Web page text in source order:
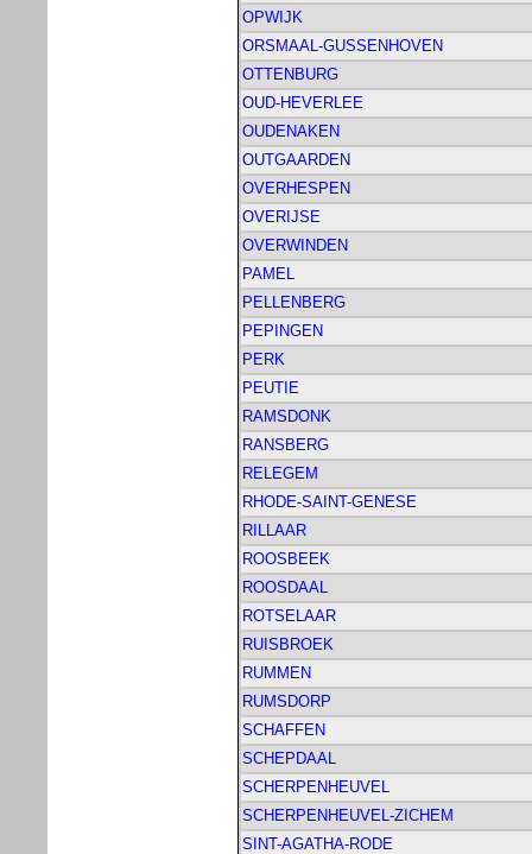
OPWIJK
ORSMAAL-GUSSENHOVEN
OTTENBURG
OUD-HEVERLEE
OUDENAKEN
OUTGAARDEN
OVERHESPEN
OVERIJSE
OVERWINDEN
PAMEL
PELLENBERG
PEPINGEN
PERK
PEUTIE
RAMSDONK
RANSBERG
RELEGEM
RHODE-SAINT-GENESE
RILLAAR
ROOSBEEK
ROOSDAAL
ROTSELAAR
RUISBROEK
RUMMEN
RUMSDORP
SCHAFFEN
SCHEPDAAL
SCHERPENHEUVEL
SCHERPENHEUVEL-ZICHEM
SINT-AGATHA-RODE